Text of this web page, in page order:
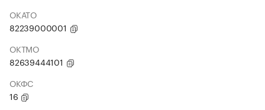
ОКАТО
82239000001
ОКТМО
82639444101
ОКФС
16